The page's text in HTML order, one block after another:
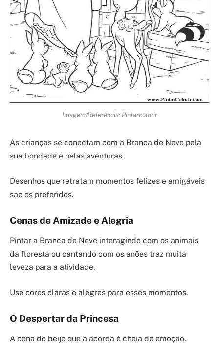
Imagem/Referência: Pintarcolorir
As crianças se conectam com a Branca de Neve pela
sua bondade e pelas aventuras.
Desenhos que retratam momentos felizes e amigáveis
são os preferidos.
Cenas de Amizade e Alegria
Pintar a Branca de Neve interagindo com os animais
da floresta ou cantando com os anões traz muita
leveza para a atividade.
Use cores claras e alegres para esses momentos.
O Despertar da Princesa
A cena do beijo que a acorda é cheia de emoção.